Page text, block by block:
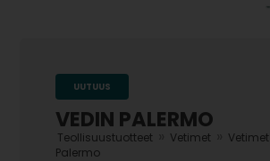
UUTUUS
VEDIN PALERMO
Teollisuustuotteet Vetimet Vetimet
Palermo